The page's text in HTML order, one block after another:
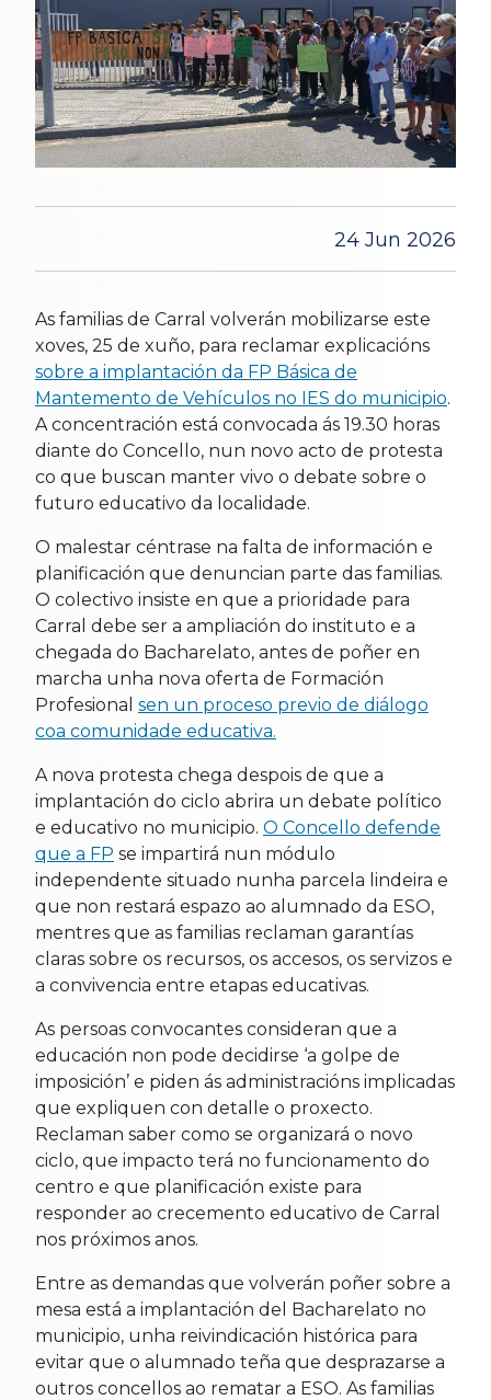
24 Jun 2026
As familias de Carral volverán mobilizarse este
xoves, 25 de xuño, para reclamar explicacións
sobre a implantación da FP Básica de
Mantemento de Vehículos no IES do municipio.
A concentración está convocada ás 19.30 horas
diante do Concello, nun novo acto de protesta
co que buscan manter vivo o debate sobre o
futuro educativo da localidade.
O malestar céntrase na falta de información e
planificación que denuncian parte das familias.
O colectivo insiste en que a prioridade para
Carral debe ser a ampliación do instituto e a
chegada do Bacharelato, antes de poñer en
marcha unha nova oferta de Formación
Profesional sen un proceso previo de diálogo
coa comunidade educativa.
A nova protesta chega despois de que a
implantación do ciclo abrira un debate político
e educativo no municipio. O Concello defende
que a FP se impartirá nun módulo
independente situado nunha parcela lindeira e
que non restará espazo ao alumnado da ESO,
mentres que as familias reclaman garantías
claras sobre os recursos, os accesos, os servizos e
a convivencia entre etapas educativas.
As persoas convocantes consideran que a
educación non pode decidirse ‘a golpe de
imposición’ e piden ás administracións implicadas
que expliquen con detalle o proxecto.
Reclaman saber como se organizará o novo
ciclo, que impacto terá no funcionamento do
centro e que planificación existe para
responder ao crecemento educativo de Carral
nos próximos anos.
Entre as demandas que volverán poñer sobre a
mesa está a implantación del Bacharelato no
municipio, unha reivindicación histórica para
evitar que o alumnado teña que desprazarse a
outros concellos ao rematar a ESO. As familias